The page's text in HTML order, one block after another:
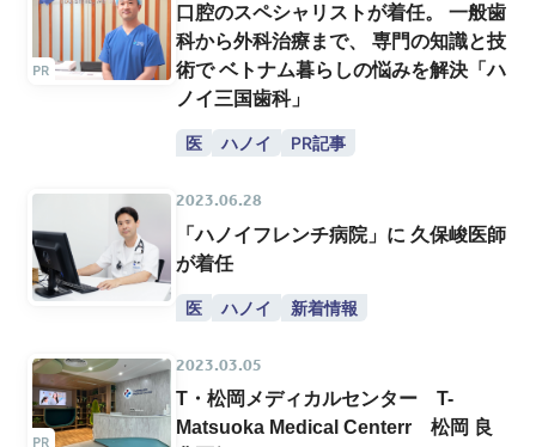
口腔のスペシャリストが着任。 一般歯
科から外科治療まで、 専門の知識と技
術で ベトナム暮らしの悩みを解決「ハ
ノイ三国歯科」
医 ハノイ PR記事
2023.06.28
「ハノイフレンチ病院」に 久保峻医師
が着任
医 ハノイ 新着情報
2023.03.05
T・松岡メディカルセンター T-
Matsuoka Medical Centerr 松岡 良